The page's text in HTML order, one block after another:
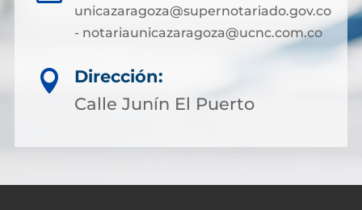
unicazaragoza@supernotariado.gov.co
- notariaunicazaragoza@ucnc.com.co

Dirección:
Calle Junín El Puerto